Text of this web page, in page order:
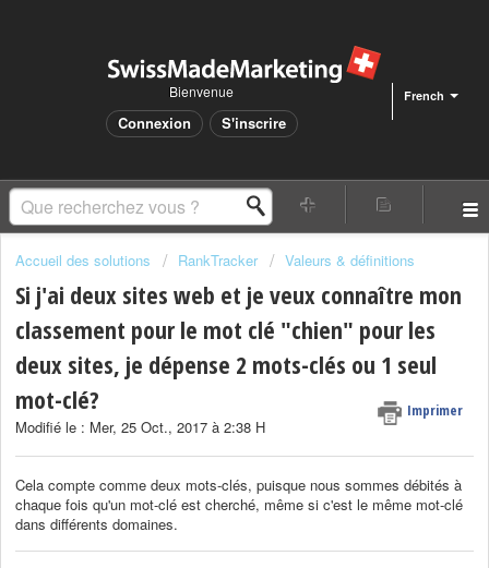
French
Bienvenue
Connexion S'inscrire
Accueil des solutions RankTracker Valeurs & définitions
Si j'ai deux sites web et je veux connaître mon
classement pour le mot clé "chien" pour les
deux sites, je dépense 2 mots-clés ou 1 seul
mot-clé?
Imprimer
Modifié le : Mer, 25 Oct., 2017 à 2:38 H
Cela compte comme deux mots-clés, puisque nous sommes débités à
chaque fois qu'un mot-clé est cherché, même si c'est le même mot-clé
dans différents domaines.